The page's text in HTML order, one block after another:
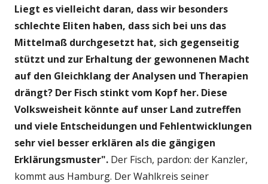
Liegt es vielleicht daran, dass wir besonders
schlechte Eliten haben, dass sich bei uns das
Mittelmaß durchgesetzt hat, sich gegenseitig
stützt und zur Erhaltung der gewonnenen Macht
auf den Gleichklang der Analysen und Therapien
drängt? Der Fisch stinkt vom Kopf her. Diese
Volksweisheit könnte auf unser Land zutreffen
und viele Entscheidungen und Fehlentwicklungen
sehr viel besser erklären als die gängigen
Erklärungsmuster". Der Fisch, pardon: der Kanzler,
kommt aus Hamburg. Der Wahlkreis seiner